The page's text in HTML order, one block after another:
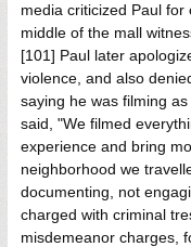
media criticized Paul
middle of the mall
[101] Paul later
violence, and also
saying he was filming
said, "We filmed
experience and bring
neighborhood we
documenting, not
charged with criminal
misdemeanor charges,